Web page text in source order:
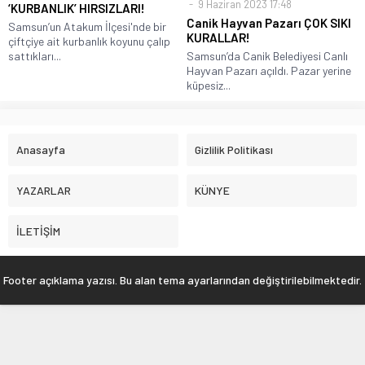
‘KURBANLIK’ HIRSIZLARI!
Samsun’un Atakum İlçesi'nde bir
çiftçiye ait kurbanlık koyunu çalıp
sattıkları...
9 Haziran 2023 17:48
Canik Hayvan Pazarı ÇOK SIKI
KURALLAR!
Samsun’da Canik Belediyesi Canlı
Hayvan Pazarı açıldı. Pazar yerine
küpesiz...
Anasayfa Gizlilik Politikası
YAZARLAR KÜNYE
İLETİŞİM
Footer açıklama yazısı. Bu alan tema ayarlarından değiştirilebilmektedir.